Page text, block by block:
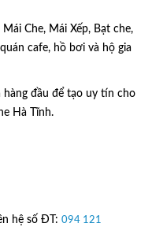
Che, Mái Xếp, Bạt che,
cafe, hồ bơi và hộ gia
hàng đầu để tạo uy tín cho
Hà Tĩnh.
hệ số ĐT: 094 121